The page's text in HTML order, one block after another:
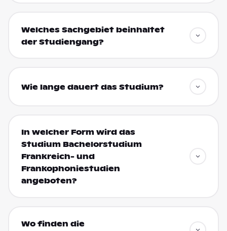
Welches Sachgebiet beinhaltet
der Studiengang?
Wie lange dauert das Studium?
In welcher Form wird das
Studium Bachelorstudium
Frankreich- und
Frankophoniestudien
angeboten?
Wo finden die